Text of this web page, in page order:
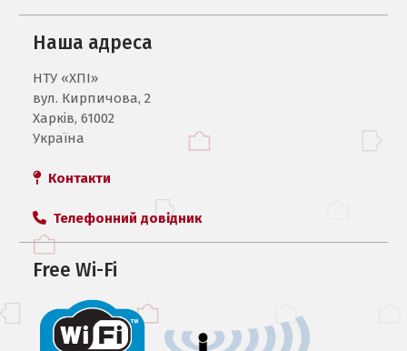
Наша адреса
НТУ «ХПI»
вул. Кирпичова, 2
Харків, 61002
Україна
Контакти
Телефонний довідник
Free Wi-Fi